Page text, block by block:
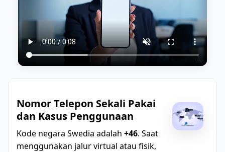
Nomor Telepon Sekali Pakai
dan Kasus Penggunaan
Kode negara Swedia adalah +46. Saat
menggunakan jalur virtual atau fisik,